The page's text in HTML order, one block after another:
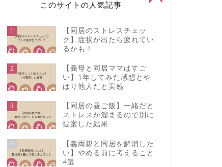
このサイトの人気記事
1
【同居のストレスチェッ
ク】症状が出たら疲れてい
るかも！
2
【義母と同居ママはすご
い】1年してみた感想とや
はり他人だと実感
3
【同居の昼ご飯】一緒だと
ストレスが溜まるので別に
提案した結果
4
【義両親と同居を解消した
い】やめる前に考えること
4選